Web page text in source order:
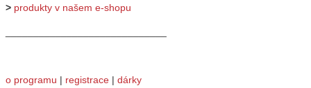
> produkty v našem e-shopu
o programu | registrace | dárky